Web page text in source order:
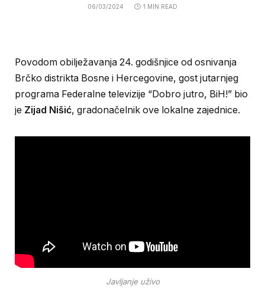
06/03/2024 1 MIN READ
Povodom obilježavanja 24. godišnjice od osnivanja
Brčko distrikta Bosne i Hercegovine, gost jutarnjeg
programa Federalne televizije “Dobro jutro, BiH!” bio
je Zijad Nišić, gradonačelnik ove lokalne zajednice.
Javljanje uživo